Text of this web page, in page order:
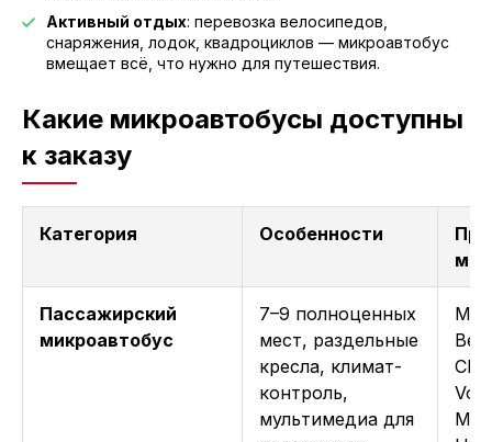
Активный отдых: перевозка велосипедов,
снаряжения, лодок, квадроциклов — микроавтобус
вмещает всё, что нужно для путешествия.
Какие микроавтобусы доступны
к заказу
Категория Особенности
Пассажирский
микроавтобус
7–9 полноценных
мест, раздельные
кресла, климат-
контроль,
мультимедиа для